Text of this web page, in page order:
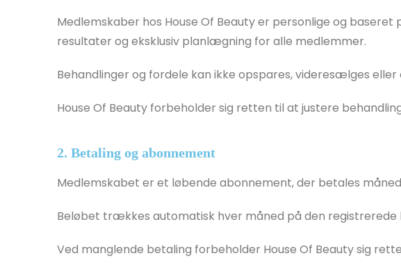
Medlemskaber hos House Of Beauty er personlige og
resultater og eksklusiv planlægning for alle medlemmer.
Behandlinger og fordele kan ikke opspares, videresælges
House Of Beauty forbeholder sig retten til at justere
2. Betaling og abonnement
Medlemskabet er et løbende abonnement, der betales
Beløbet trækkes automatisk hver måned på den registrerede
Ved manglende betaling forbeholder House Of Beauty sig